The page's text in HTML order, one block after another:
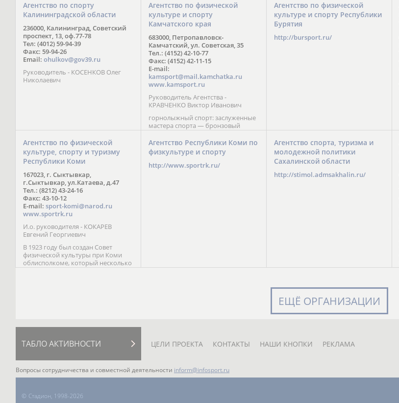
Агентство по спорту
Калининградской области
236000, Калининград, Советский
проспект, 13, оф.77-78
Тел: (4012) 59-94-39
Факс: 59-94-26
Email: ohulkov@gov39.ru
Руководитель - КОСЕНКОВ Олег
Николаевич
Агентство по физической
культуре и спорту
Камчатского края
683000, Петропавловск-
Камчатский, ул. Советская, 35
Тел.: (4152) 42-10-77
Факс: (4152) 42-11-15
E-mail:
kamsport@mail.kamchatka.ru
www.kamsport.ru
Руководитель Агентства -
КРАВЧЕНКО Виктор Иванович
горнолыжный спорт: заслуженные
мастера спорта — бронзовый
призер Кубка мира (1997),
обладатель Кубка Европы (2002) В.
Зеленская; бронзовый призер
Паралимпийских игр в Солт-Лейк-
Сити (2002) А. Мошкин; мастер
Агентство по физической
культуре и спорту Республики
Бурятия
http://bursport.ru/
Агентство по физической
культуре, спорту и туризму
Республики Коми
167023, г. Сыктывкар,
г.Сыктывкар, ул.Катаева, д.47
Тел.: (8212) 43-24-16
Факс: 43-10-12
E-mail: sport-komi@narod.ru
www.sportrk.ru
И.о. руководителя - КОКАРЕВ
Евгений Георгиевич
В 1923 году был создан Совет
физической культуры при Коми
облисполкоме, который несколько
раз реорганизовывался; с 1994 года
Агентство Республики Коми по
физкультуре и спорту
http://www.sportrk.ru/
Агентство спорта, туризма и
молодежной политики
Сахалинской области
http://stimol.admsakhalin.ru/
ЕЩЁ ОРГАНИЗАЦИИ
ТАБЛО АКТИВНОСТИ ЦЕЛИ ПРОЕКТА КОНТАКТЫ НАШИ КНОПКИ РЕКЛАМА
Вопросы сотрудничества и совместной деятельности inform@infosport.ru
© Стадион, 1998-2026